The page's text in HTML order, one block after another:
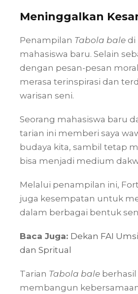
Meninggalkan
Penampilan Tabola bale di
mahasiswa baru. Selain
dengan pesan-pesan
merasa terinspirasi dan
warisan seni.
Seorang mahasiswa baru
tarian ini memberi saya
budaya kita, sambil tetap
bisa menjadi medium
Melalui penampilan ini,
juga kesempatan untuk
dalam berbagai bentuk
Baca Juga: Dekan FAI
dan Spritual
Tarian Tabola bale
membangun